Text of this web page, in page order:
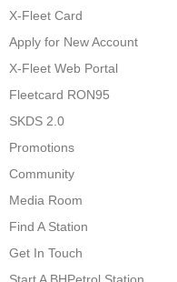
X-Fleet Card
Apply for New Account
X-Fleet Web Portal
Fleetcard RON95
SKDS 2.0
Promotions
Community
Media Room
Find A Station
Get In Touch